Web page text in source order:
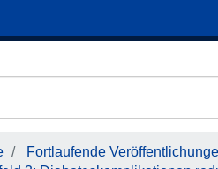
Fortlaufende